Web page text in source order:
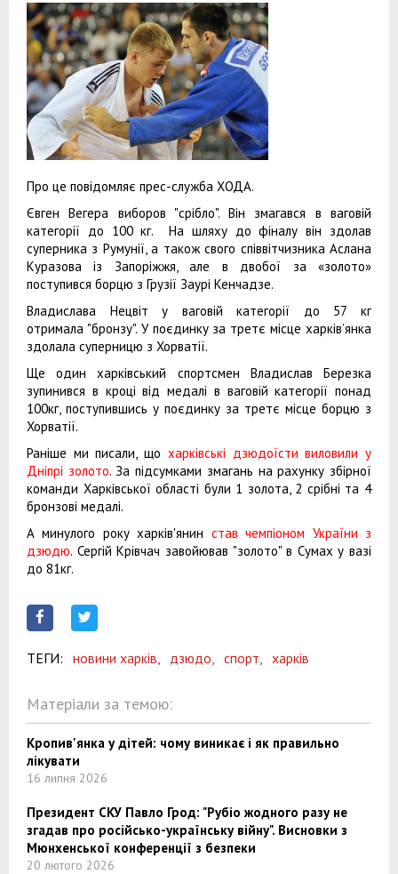
Про це повідомляє прес-служба ХОДА.
Євген Вегера виборов "срібло". Він змагався в ваговій
категорії до 100 кг. На шляху до фіналу він здолав
суперника з Румунії, а також свого співвітчизника Аслана
Куразова із Запоріжжя, але в двобої за «золото»
поступився борцю з Грузії Заурі Кенчадзе.
Владислава Нецвіт у ваговій категорії до 57 кг
отримала "бронзу". У поєдинку за третє місце харків’янка
здолала суперницю з Хорватії.
Ще один харківський спортсмен Владислав Березка
зупинився в кроці від медалі в ваговій категорії понад
100кг, поступившись у поєдинку за третє місце борцю з
Хорватії.
Раніше ми писали, що харківські дзюдоїсти виловили у
Дніпрі золото. За підсумками змагань на рахунку збірної
команди Харківської області були 1 золота, 2 срібні та 4
бронзові медалі.
А минулого року харків'янин став чемпіоном України з
дзюдю. Сергій Крівчач завойював "золото" в Сумах у вазі
до 81кг.
ТЕГИ: новини харків, дзюдо, спорт, харків
Матеріали за темою:
Кропив'янка у дітей: чому виникає і як правильно
лікувати
16 липня 2026
Президент СКУ Павло Грод: "Рубіо жодного разу не
згадав про російсько-українську війну". Висновки з
Мюнхенської конференції з безпеки
20 лютого 2026